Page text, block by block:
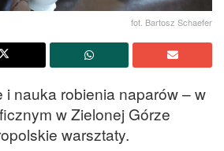
fot. Bartosz Schaefer
i nauka robienia naparów – w
w Zielonej Górze
warsztaty.